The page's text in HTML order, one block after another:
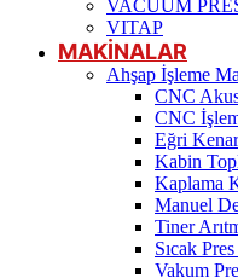
VACUUM
VITAP
MAKİNALAR
Ahşap İşleme
CNC
CNC
Eğri
Kabin
Kaplama
Manuel
Tiner
Sıcak
Vakum